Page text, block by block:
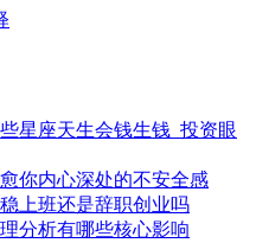
星座天生会钱生钱_投资眼
你内心深处的不安全感
上班还是辞职创业吗
分析有哪些核心影响